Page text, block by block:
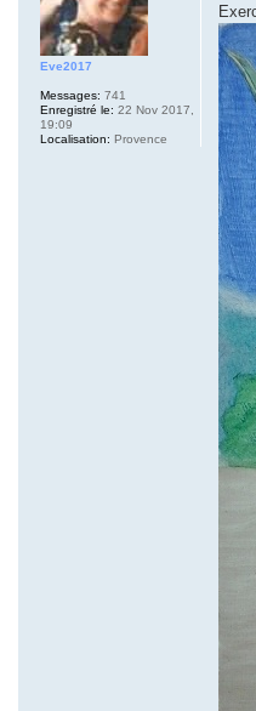
Eve2017
Messages: 741
Enregistré le: 22 Nov 2017,
19:09
Localisation: Provence